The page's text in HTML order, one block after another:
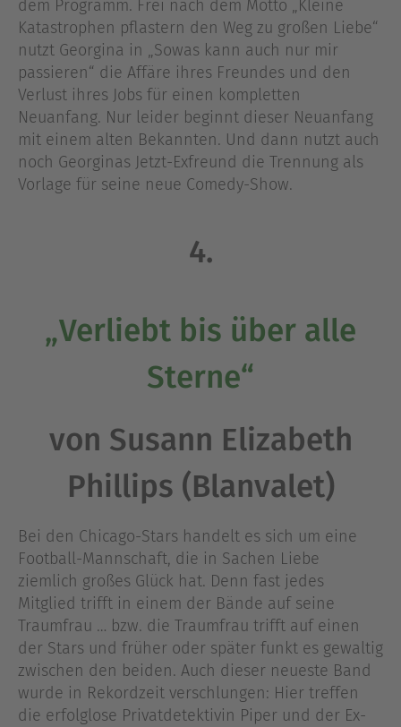
dem Programm. Frei nach dem Motto „Kleine
Katastrophen pflastern den Weg zu großen Liebe“
nutzt Georgina in „Sowas kann auch nur mir
passieren“ die Affäre ihres Freundes und den
Verlust ihres Jobs für einen kompletten
Neuanfang. Nur leider beginnt dieser Neuanfang
mit einem alten Bekannten. Und dann nutzt auch
noch Georginas Jetzt-Exfreund die Trennung als
Vorlage für seine neue Comedy-Show.
4.
„Verliebt bis über alle
Sterne“
von Susann Elizabeth
Phillips (Blanvalet)
Bei den Chicago-Stars handelt es sich um eine
Football-Mannschaft, die in Sachen Liebe
ziemlich großes Glück hat. Denn fast jedes
Mitglied trifft in einem der Bände auf seine
Traumfrau … bzw. die Traumfrau trifft auf einen
der Stars und früher oder später funkt es gewaltig
zwischen den beiden. Auch dieser neueste Band
wurde in Rekordzeit verschlungen: Hier treffen
die erfolglose Privatdetektivin Piper und der Ex-